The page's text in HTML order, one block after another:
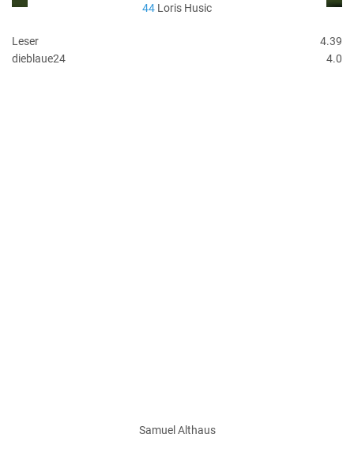
44 Loris Husic
Leser
4.39
dieblaue24
4.0
Samuel Althaus